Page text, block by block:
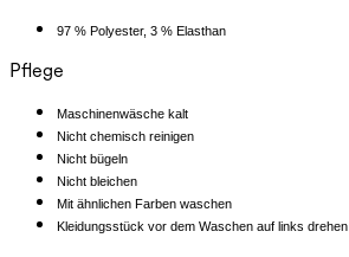
97 % Polyester, 3 % Elasthan
Pflege
Maschinenwäsche kalt
Nicht chemisch reinigen
Nicht bügeln
Nicht bleichen
Mit ähnlichen Farben waschen
Kleidungsstück vor dem Waschen auf links drehen